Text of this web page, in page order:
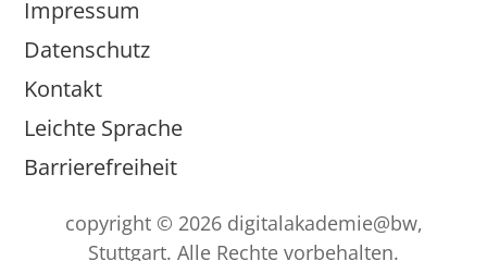
Impressum
Datenschutz
Kontakt
Leichte Sprache
Barrierefreiheit
copyright © 2026 digitalakademie@bw,
Stuttgart. Alle Rechte vorbehalten.